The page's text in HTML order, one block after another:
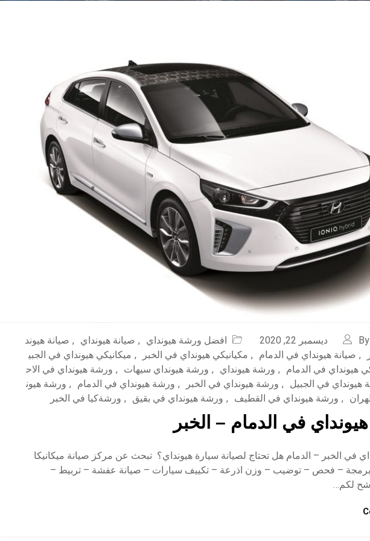
ديسمبر 22, 2020 افضل ورشة هيونداي , صيانة هيونداي , صيانة هيوند
, صيانة هيونداي في الدمام , مكيانيكي هيونداي في الخبر , ميكانيكي هيونداي في الجبي
هيونداي في الدمام , ورشة هيونداي , ورشة هيونداي سيهات , ورشة هيونداي في الاح
هيونداي في الجبيل , ورشة هيونداي في الخبر , ورشة هيونداي في الدمام , ورشة هيون
, ورشة هيونداي في القطيف , ورشة هيونداي في بقيق , ورشةكيا في الخبر
في الدمام – الخبر
في الخبر – الدمام هل تحتاج لصيانة سيارة هيونداي؟ تبحث عن مركز صيانة ميكانيكا
برمجة – فحص – توضيب – وزن اذرعة – تكييف سيارات – صيانة عفشة – تربيط –
لكم…